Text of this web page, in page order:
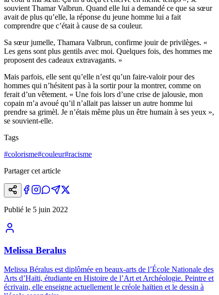
souvient Thamar Valbrun. Quand elle lui a demandé ce que sa sœur
avait de plus qu’elle, la réponse du jeune homme lui a fait
comprendre que c’était à cause de sa couleur.
Sa sœur jumelle, Thamara Valbrun, confirme jouir de privilèges. «
Les gens sont plus gentils avec moi. Quelques fois, des hommes me
proposent des cadeaux extravagants. »
Mais parfois, elle sent qu’elle n’est qu’un faire-valoir pour des
hommes qui n’hésitent pas à la sortir pour la montrer, comme on
ferait d’un vêtement. « Une fois lors d’une crise de jalousie, mon
copain m’a avoué qu’il n’allait pas laisser un autre homme lui
prendre sa grimèl. Je n’étais même plus un être humain à ses yeux »,
se souvient-elle.
Tags
#colorisme#couleur#racisme
Partager cet article
Publié le 5 juin 2022
Melissa Beralus
Melissa Béralus est diplômée en beaux-arts de l’École Nationale des
Arts d’Haïti, étudiante en Histoire de l’Art et Archéologie. Peintre et
écrivain, elle enseigne actuellement le créole haïtien et le dessin à